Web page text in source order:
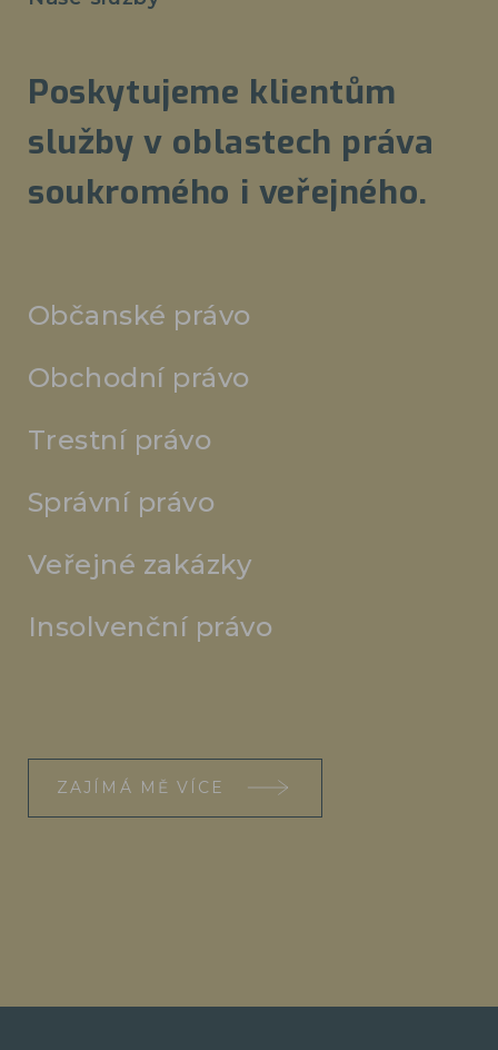
Poskytujeme klientům
služby v oblastech práva
soukromého i veřejného.
Občanské právo
Obchodní právo
Trestní právo
Správní právo
Veřejné zakázky
Insolvenční právo
ZAJÍMÁ MĚ VÍCE